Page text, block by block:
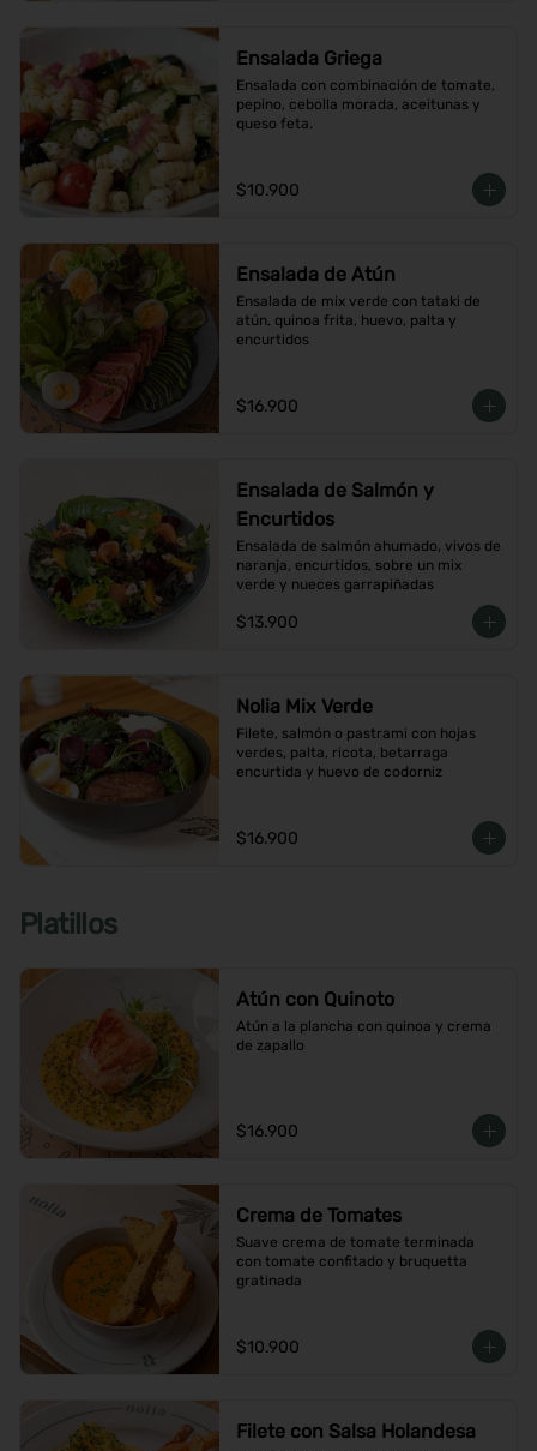
Ensalada Griega
Ensalada con combinación de tomate,
pepino, cebolla morada, aceitunas y
queso feta.
$10.900
Ensalada de Atún
Ensalada de mix verde con tataki de
atún, quinoa frita, huevo, palta y
encurtidos
$16.900
Ensalada de Salmón y
Encurtidos
Ensalada de salmón ahumado, vivos de
naranja, encurtidos, sobre un mix
verde y nueces garrapiñadas
$13.900
Nolia Mix Verde
Filete, salmón o pastrami con hojas
verdes, palta, ricota, betarraga
encurtida y huevo de codorniz
$16.900
Platillos
Atún con Quinoto
Atún a la plancha con quinoa y crema
de zapallo
$16.900
Crema de Tomates
Suave crema de tomate terminada
con tomate confitado y bruquetta
gratinada
$10.900
Filete con Salsa Holandesa